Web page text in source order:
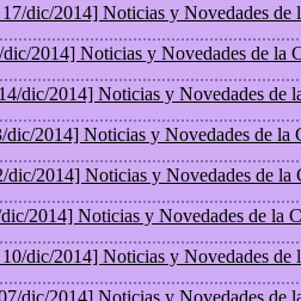
dic/2014] Noticias y Novedades de
dic/2014] Noticias y Novedades de la
dic/2014] Noticias y Novedades de
dic/2014] Noticias y Novedades de la
dic/2014] Noticias y Novedades de la
2014] Noticias y Novedades de la
dic/2014] Noticias y Novedades de
dic/2014] Noticias y Novedades de